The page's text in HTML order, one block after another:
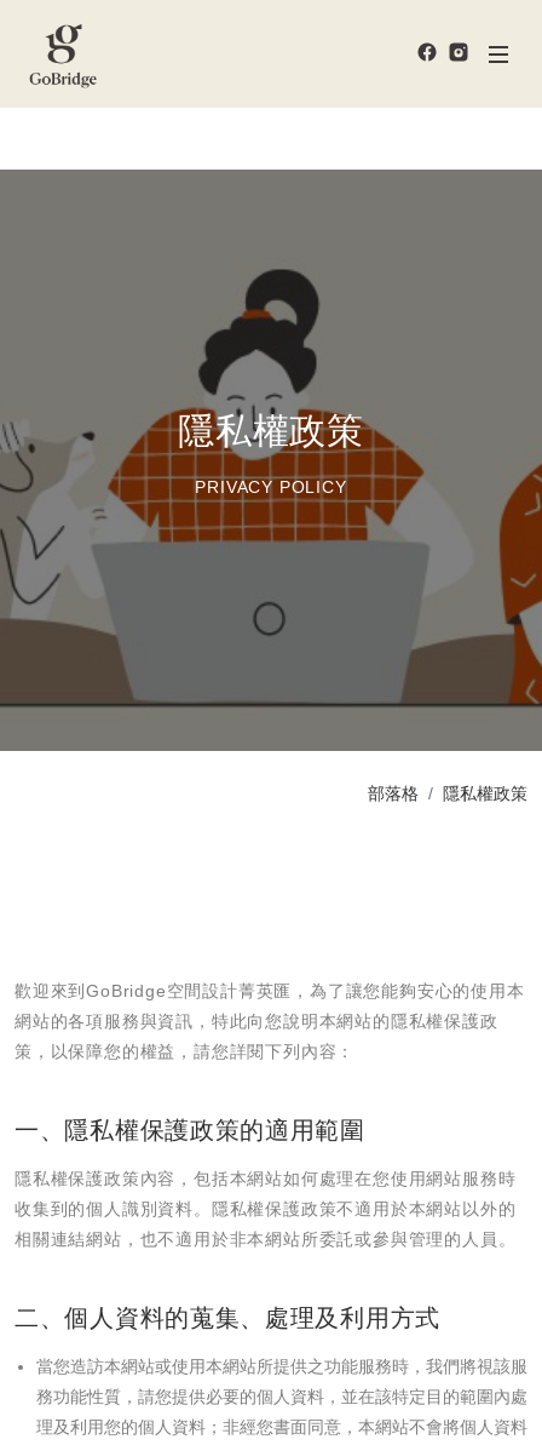
隱私權政策
PRIVACY POLICY
部落格 隱私權政策
歡迎來到GoBridge空間設計菁英匯，為了讓您能夠安心的使用本
網站的各項服務與資訊，特此向您說明本網站的隱私權保護政
策，以保障您的權益，請您詳閱下列內容：
一、隱私權保護政策的適用範圍
隱私權保護政策內容，包括本網站如何處理在您使用網站服務時
收集到的個人識別資料。隱私權保護政策不適用於本網站以外的
相關連結網站，也不適用於非本網站所委託或參與管理的人員。
二、個人資料的蒐集、處理及利用方式
當您造訪本網站或使用本網站所提供之功能服務時，我們將視該服
務功能性質，請您提供必要的個人資料，並在該特定目的範圍內處
理及利用您的個人資料；非經您書面同意，本網站不會將個人資料